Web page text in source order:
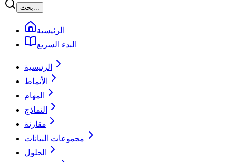
بحث...
الرئيسية
البدء السريع
الرئيسية
الأنماط
المهام
النماذج
مقارنة
مجموعات البيانات
الحلول